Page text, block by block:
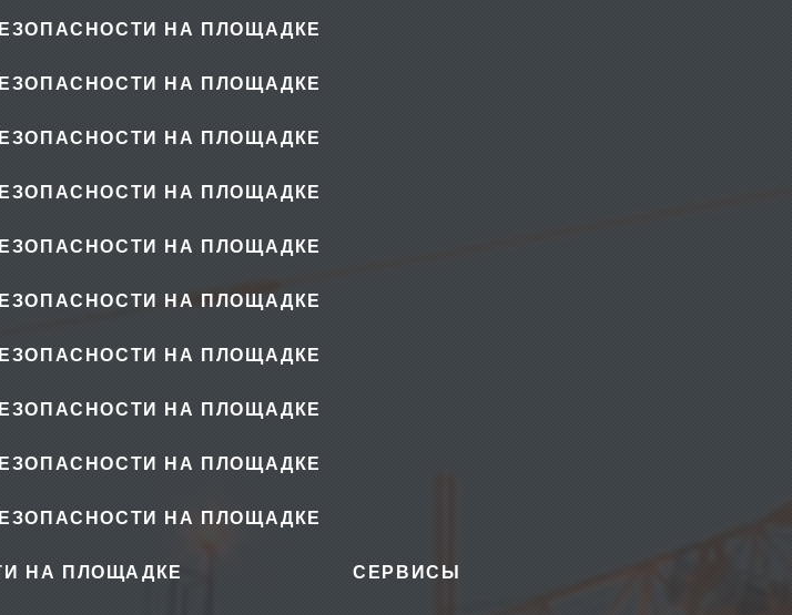
НА ПЛОЩАДКЕ
НА ПЛОЩАДКЕ
НА ПЛОЩАДКЕ
НА ПЛОЩАДКЕ
НА ПЛОЩАДКЕ
НА ПЛОЩАДКЕ
НА ПЛОЩАДКЕ
НА ПЛОЩАДКЕ
НА ПЛОЩАДКЕ
НА ПЛОЩАДКЕ
НА ПЛОЩАДКЕ СЕРВИСЫ